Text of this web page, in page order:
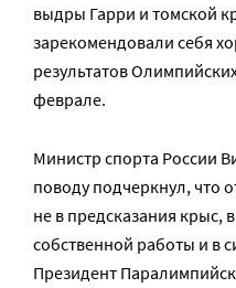
выдры Гарри и томской
зарекомендовали себя
результатов
феврале.
Министр спорта России
поводу подчеркнул, что
не в предсказания крыс,
собственной работы и в
Президент